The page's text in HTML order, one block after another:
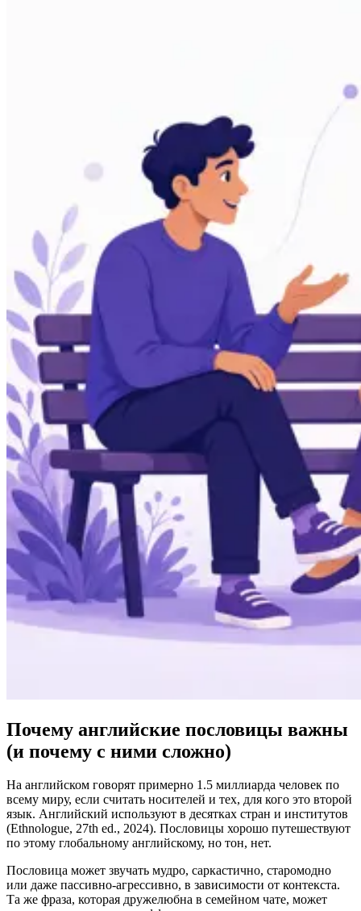
Почему английские пословицы важны
(и почему с ними сложно)
На английском говорят примерно 1.5 миллиарда человек по
всему миру, если считать носителей и тех, для кого это второй
язык. Английский используют в десятках стран и институтов
(Ethnologue, 27th ed., 2024). Пословицы хорошо путешествуют
по этому глобальному английскому, но тон, нет.
Пословица может звучать мудро, саркастично, старомодно
или даже пассивно-агрессивно, в зависимости от контекста.
Та же фраза, которая дружелюбна в семейном чате, может